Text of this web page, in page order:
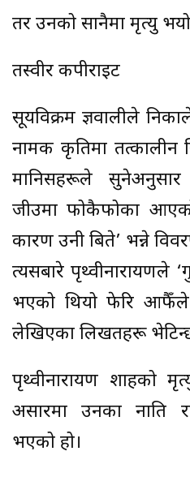
तर उनको सानैमा मृत्यु
तस्वीर कपीराइट
सूर्यविक्रम ज्ञवालीले
नामक कृतिमा तत्कालीन
मानिसहरूले सुनेअनुसार
जीउमा फोकैफोका
कारण उनी बिते’ भन्ने
त्यसबारे पृथ्वीनारायणले
भएको थियो फेरि
लेखिएका लिखतहरू
पृथ्वीनारायण शाहको
असारमा उनका नाति
भएको हो।